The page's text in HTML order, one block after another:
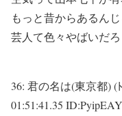
もっと昔からあるん
芸人て色々やばいだろ
36: 君の名は(東京都) (
01:51:41.35